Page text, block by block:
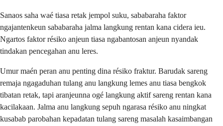
Sanaos saha waé tiasa retak jempol suku, sababaraha faktor
ngajantenkeun sababaraha jalma langkung rentan kana cidera ieu.
Ngartos faktor résiko anjeun tiasa ngabantosan anjeun nyandak
tindakan pencegahan anu leres.
Umur maén peran anu penting dina résiko fraktur. Barudak sareng
remaja ngagaduhan tulang anu langkung lemes anu tiasa bengkok
tibatan retak, tapi aranjeunna ogé langkung aktif sareng rentan kana
kacilakaan. Jalma anu langkung sepuh ngarasa résiko anu ningkat
kusabab parobahan kepadatan tulang sareng masalah kasaimbangan